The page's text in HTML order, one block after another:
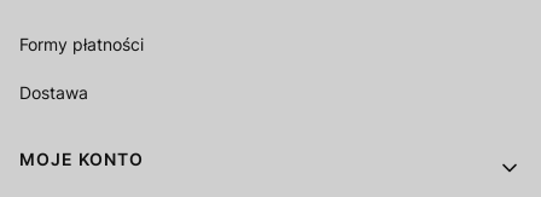
Formy płatności
Dostawa
MOJE KONTO